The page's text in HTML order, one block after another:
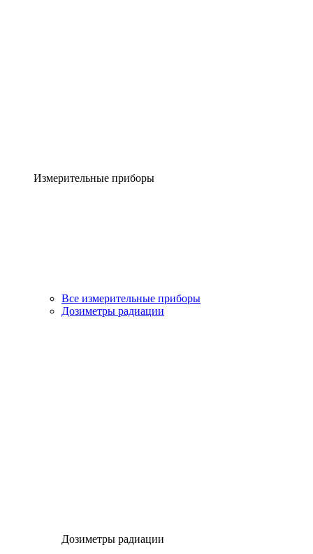
Измерительные приборы
Все измерительные приборы
Дозиметры радиации
Дозиметры радиации